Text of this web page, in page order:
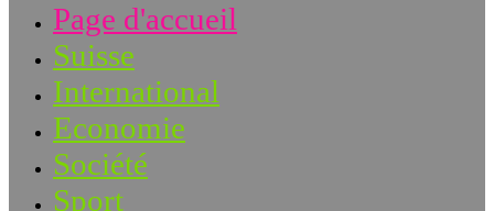
Page d'accueil
Suisse
International
Economie
Société
Sport